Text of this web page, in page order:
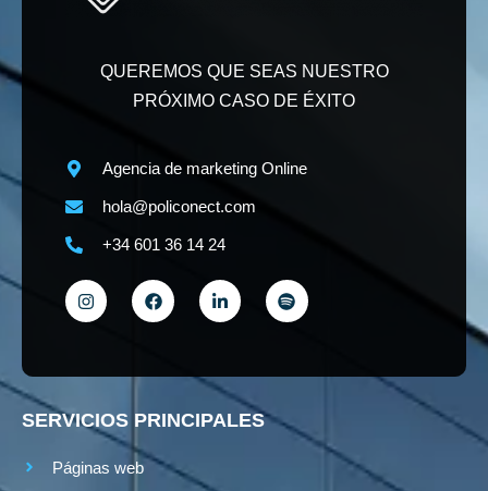
QUEREMOS QUE SEAS NUESTRO
PRÓXIMO CASO DE ÉXITO
Agencia de marketing Online
hola@policonect.com
+34 601 36 14 24
SERVICIOS PRINCIPALES
Páginas web